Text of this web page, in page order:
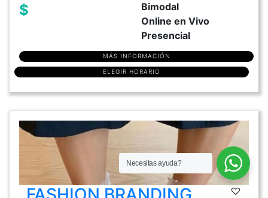
$
Bimodal
Online en Vivo
Presencial
MÁS INFORMACIÓN
ELEGIR HORARIO
Necesitas ayuda?